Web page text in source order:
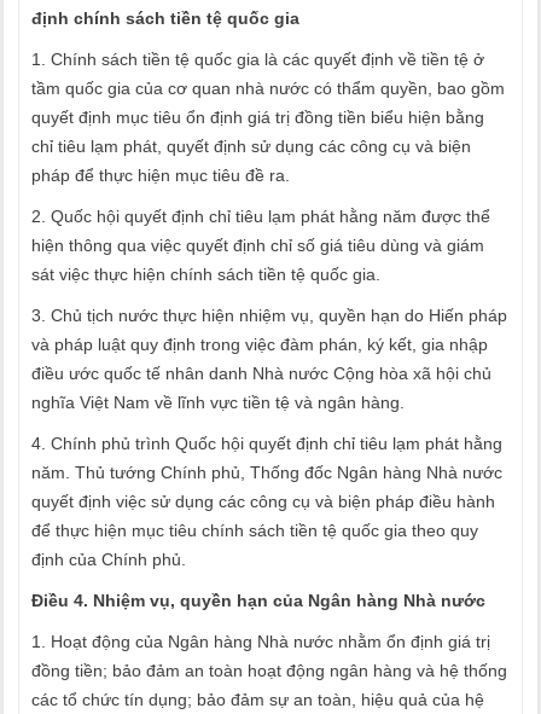
định chính sách tiền tệ quốc gia
1. Chính sách tiền tệ quốc gia là các quyết định về tiền tệ ở
tầm quốc gia của cơ quan nhà nước có thẩm quyền, bao gồm
quyết định mục tiêu ổn định giá trị đồng tiền biểu hiện bằng
chỉ tiêu lạm phát, quyết định sử dụng các công cụ và biện
pháp để thực hiện mục tiêu đề ra.
2. Quốc hội quyết định chỉ tiêu lạm phát hằng năm được thể
hiện thông qua việc quyết định chỉ số giá tiêu dùng và giám
sát việc thực hiện chính sách tiền tệ quốc gia.
3. Chủ tịch nước thực hiện nhiệm vụ, quyền hạn do Hiến pháp
và pháp luật quy định trong việc đàm phán, ký kết, gia nhập
điều ước quốc tế nhân danh Nhà nước Cộng hòa xã hội chủ
nghĩa Việt Nam về lĩnh vực tiền tệ và ngân hàng.
4. Chính phủ trình Quốc hội quyết định chỉ tiêu lạm phát hằng
năm. Thủ tướng Chính phủ, Thống đốc Ngân hàng Nhà nước
quyết định việc sử dụng các công cụ và biện pháp điều hành
để thực hiện mục tiêu chính sách tiền tệ quốc gia theo quy
định của Chính phủ.
Điều 4. Nhiệm vụ, quyền hạn của Ngân hàng Nhà nước
1. Hoạt động của Ngân hàng Nhà nước nhằm ổn định giá trị
đồng tiền; bảo đảm an toàn hoạt động ngân hàng và hệ thống
các tổ chức tín dụng; bảo đảm sự an toàn, hiệu quả của hệ